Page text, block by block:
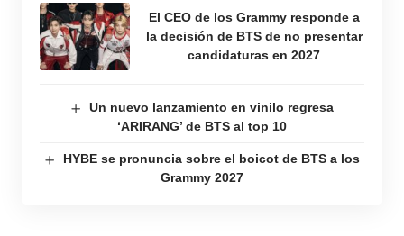
El CEO de los Grammy responde a
la decisión de BTS de no presentar
candidaturas en 2027
Un nuevo lanzamiento en vinilo regresa
‘ARIRANG’ de BTS al top 10
HYBE se pronuncia sobre el boicot de BTS a los
Grammy 2027